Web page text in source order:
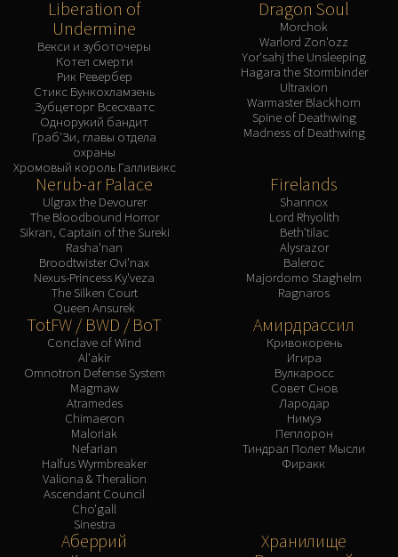
Liberation of
Undermine
Векси и зуботочеры
Котел смерти
Рик Ревербер
Стикс Бункохламзень
Зубцеторг Всесхватс
Однорукий бандит
Граб'Зи, главы отдела
охраны
Хромовый король Галливикс
Dragon Soul
Morchok
Warlord Zon'ozz
Yor'sahj the Unsleeping
Hagara the Stormbinder
Ultraxion
Warmaster Blackhorn
Spine of Deathwing
Madness of Deathwing
Nerub-ar Palace
Ulgrax the Devourer
The Bloodbound Horror
Sikran, Captain of the Sureki
Rasha'nan
Broodtwister Ovi'nax
Nexus-Princess Ky'veza
The Silken Court
Queen Ansurek
Firelands
Shannox
Lord Rhyolith
Beth'tilac
Alysrazor
Baleroc
Majordomo Staghelm
Ragnaros
TotFW / BWD / BoT
Conclave of Wind
Al'akir
Omnotron Defense System
Magmaw
Atramedes
Chimaeron
Maloriak
Nefarian
Halfus Wyrmbreaker
Valiona & Theralion
Ascendant Council
Cho'gall
Sinestra
Амирдрассил
Кривокорень
Игира
Вулкаросс
Совет Снов
Лародар
Нимуэ
Пеплорон
Тиндрал Полет Мысли
Фиракк
Аберрий
Хранилище